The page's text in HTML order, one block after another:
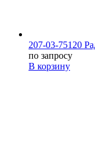
207-03-75120
по запросу
В корзину